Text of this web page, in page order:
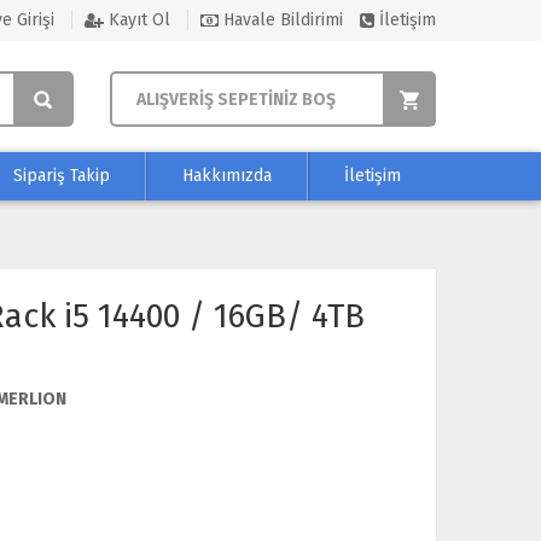
Girişi Kayıt Ol Havale Bildirimi İletişim
ALIŞVERİŞ SEPETİNİZ BOŞ
Sipariş Takip Hakkımızda İletişim
i5 14400 / 16GB/ 4TB